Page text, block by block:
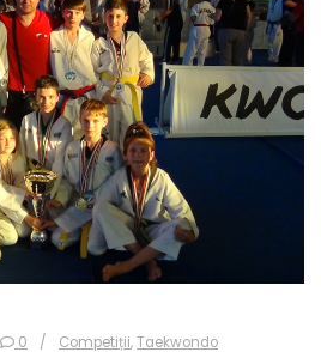
0 Competiții,Taekwondo